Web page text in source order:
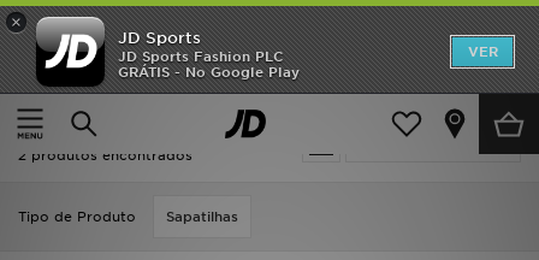
×
JD Sports
JD Sports Fashion PLC
GRÁTIS - No Google Play
VER
Página principal
Fila Fila Heroics
Actualizar a pesquisa
Fila Fila Heroics
2 produtos encontrados
Tipo de Produto Sapatilhas
INÍCIO
Promoções
NOVIDADES